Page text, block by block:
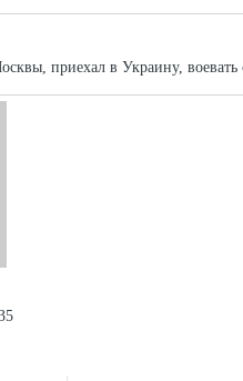
приехал в Украину, воевать